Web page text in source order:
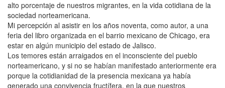
alto porcentaje de nuestros migrantes, en la vida cotidiana de la
sociedad norteamericana.
Mi percepción al asistir en los años noventa, como autor, a una
feria del libro organizada en el barrio mexicano de Chicago, era
estar en algún municipio del estado de Jalisco.
Los temores están arraigados en el inconsciente del pueblo
norteamericano, y si no se habían manifestado anteriormente era
porque la cotidianidad de la presencia mexicana ya había
generado una convivencia fructífera, en la que nuestros